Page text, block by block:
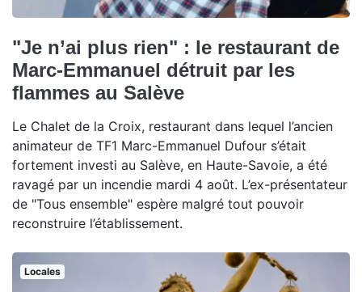
"Je n’ai plus rien" : le restaurant de
Marc-Emmanuel détruit par les
flammes au Salève
Le Chalet de la Croix, restaurant dans lequel l’ancien
animateur de TF1 Marc-Emmanuel Dufour s’était
fortement investi au Salève, en Haute-Savoie, a été
ravagé par un incendie mardi 4 août. L’ex-présentateur
de "Tous ensemble" espère malgré tout pouvoir
reconstruire l’établissement.
Locales